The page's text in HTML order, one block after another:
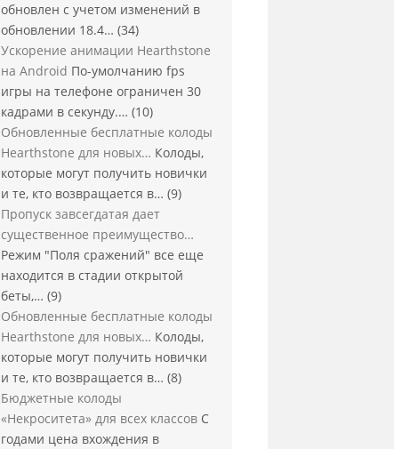
обновлен с учетом изменений в
обновлении 18.4… (34)
Ускорение анимации Hearthstone
на Android По-умолчанию fps
игры на телефоне ограничен 30
кадрами в секунду.… (10)
Обновленные бесплатные колоды
Hearthstone для новых… Колоды,
которые могут получить новички
и те, кто возвращается в… (9)
Пропуск завсегдатая дает
существенное преимущество…
Режим "Поля сражений" все еще
находится в стадии открытой
беты,… (9)
Обновленные бесплатные колоды
Hearthstone для новых… Колоды,
которые могут получить новички
и те, кто возвращается в… (8)
Бюджетные колоды
«Некроситета» для всех классов С
годами цена вхождения в